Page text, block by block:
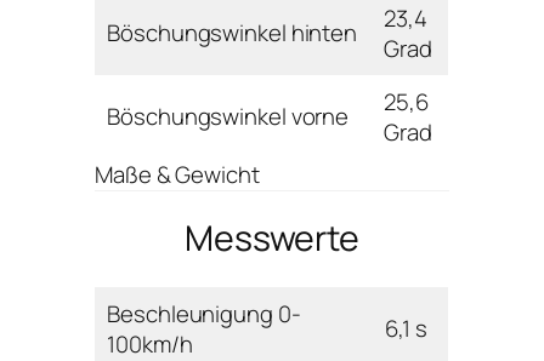
Böschungswinkel hinten
23,4
Grad
Böschungswinkel vorne
25,6
Grad
Maße & Gewicht
Messwerte
Beschleunigung 0-
100km/h
6,1 s